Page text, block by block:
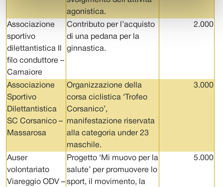
agonistica.
Associazione
sportivo
dilettantistica Il
filo conduttore –
Camaiore
Contributo per l’acquisto
di una pedana per la
ginnastica.
2.000
Associazione
Sportivo
Dilettantistica
SC Corsanico –
Massarosa
Organizzazione della
corsa ciclistica ‘Trofeo
Corsanico’,
manifestazione riservata
alla categoria under 23
maschile.
3.000
Auser
volontariato
Viareggio ODV –
Progetto ‘Mi muovo per la
salute’ per promuovere lo
sport, il movimento, la
5.000